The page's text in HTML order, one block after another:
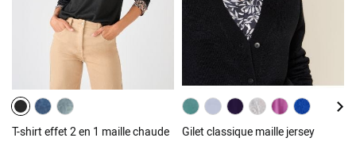
T-shirt effet 2 en 1 maille chaude Gilet classique maille jersey